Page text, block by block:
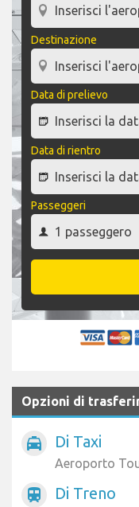
Destinazione
Data di prelievo
Data di rientro
Passeggeri
Opzioni di
local_taxi Di Taxi
Aeroporto
train Di Treno